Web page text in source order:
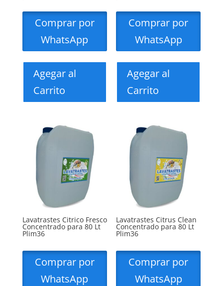
Comprar por
WhatsApp
Agegar al
Carrito
Comprar por
WhatsApp
Agegar al
Carrito
Lavatrastes Citrico Fresco
Concentrado para 80 Lt
Plim36
Comprar por
WhatsApp
Lavatrastes Citrus Clean
Concentrado para 80 Lt
Plim36
Comprar por
WhatsApp